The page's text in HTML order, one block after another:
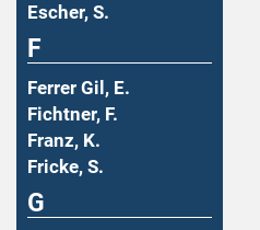
Escher, S.
F
Ferrer Gil, E.
Fichtner, F.
Franz, K.
Fricke, S.
G